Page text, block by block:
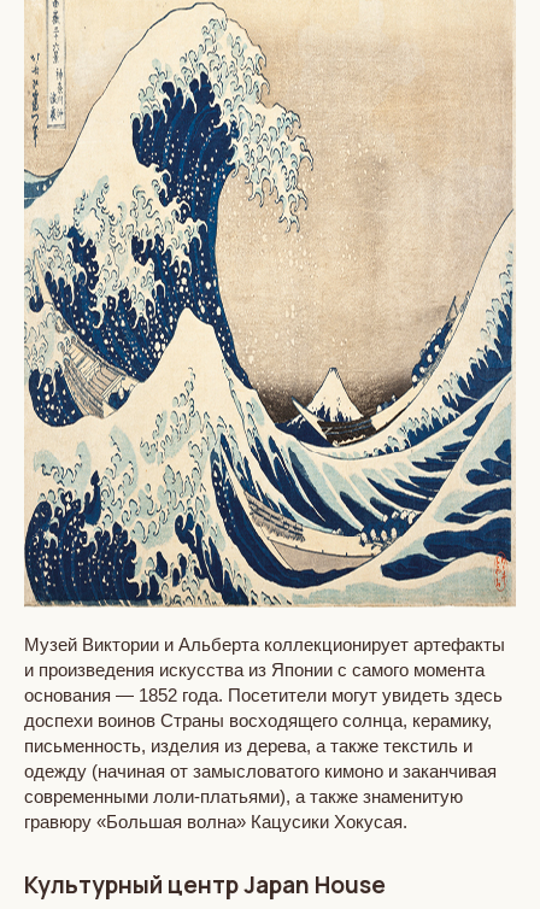
Музей Виктории и Альберта коллекционирует артефакты
и произведения искусства из Японии с самого момента
основания — 1852 года. Посетители могут увидеть здесь
доспехи воинов Страны восходящего солнца, керамику,
письменность, изделия из дерева, а также текстиль и
одежду (начиная от замысловатого кимоно и заканчивая
современными лоли-платьями), а также знаменитую
гравюру «Большая волна» Кацусики Хокусая.
Культурный центр Japan House